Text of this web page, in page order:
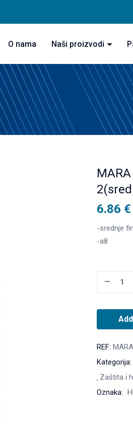
O nama Naši proizvodi
6.86 €
-srednje
-a8
REF:
Kategorija:
Zaštita i
Oznaka: